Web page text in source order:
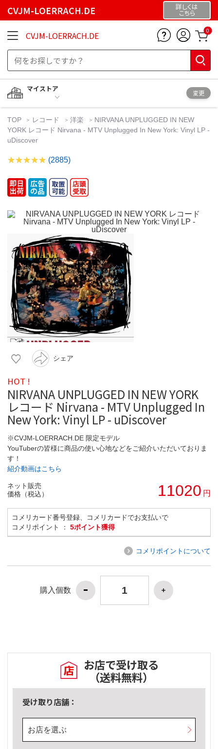
CVJM-LOERRACH.DE 詳しくは
こちら
CVJM-LOERRACH.DE 0
マイストア
変更
TOP レコード 洋楽
NIRVANA UNPLUGGED IN NEW
YORK レコード Nirvana - MTV Unplugged In New York: Vinyl LP -
uDiscover
(2885)
シェア
HOT !
NIRVANA UNPLUGGED IN NEW YORK
レコード Nirvana - MTV Unplugged In
New York: Vinyl LP - uDiscover
※CVJM-LOERRACH.DE 限定モデル
YouTuberの皆様に商品の使い心地などをご紹介いただいておりま
す！
紹介動画はこちら
ネット販売
価格（税込）
11020 円
コメリカード番号登録、コメリカードでお支払いで
コメリポイント ： 5ポイント獲得
コメリポイントについて
購入個数
お店で受け取る
（送料無料）
受け取り店舗：
お店を選ぶ